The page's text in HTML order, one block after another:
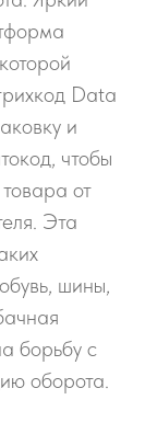
Data
и
чтобы
от
Эта
шины,
борьбу с
оборота.